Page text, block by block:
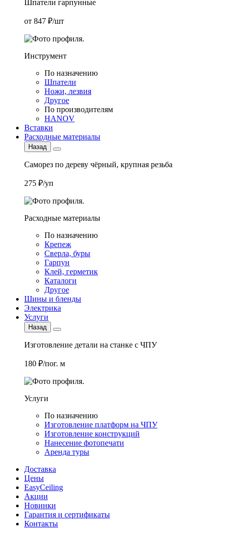
Шпатели гарпунные
от 847 ₽/шт
Инструмент
По назначению
Шпатели
Ножи, лезвия
Другое
По производителям
HANOV
Вставки
Расходные материалы
Назад
Саморез по дереву чёрный, крупная резьба
275 ₽/уп
Расходные материалы
По назначению
Крепеж
Сверла, буры
Гарпун
Клей, герметик
Каталоги
Другое
Шины и бленды
Электрика
Услуги
Назад
Изготовление детали на станке с ЧПУ
180 ₽/пог. м
Услуги
По назначению
Изготовление платформ на ЧПУ
Изготовление конструкций
Нанесение фотопечати
Аренда туры
Доставка
Цены
EasyCeiling
Акции
Новинки
Гарантия и сертификаты
Контакты